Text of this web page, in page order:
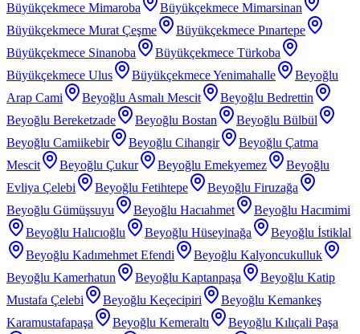
Büyükçekmece Mimaroba
Büyükçekmece Mimarsinan
Büyükçekmece Murat Çeşme
Büyükçekmece Pınartepe
Büyükçekmece Sinanoba
Büyükçekmece Türkoba
Büyükçekmece Ulus
Büyükçekmece Yenimahalle
Beyoğlu
Arap Cami
Beyoğlu Asmalı Mescit
Beyoğlu Bedrettin
Beyoğlu Bereketzade
Beyoğlu Bostan
Beyoğlu Bülbül
Beyoğlu Camiikebir
Beyoğlu Cihangir
Beyoğlu Çatma
Mescit
Beyoğlu Çukur Beyoğlu Emekyemez
Beyoğlu
Evliya Çelebi
Beyoğlu Fetihtepe
Beyoğlu Firuzağa
Beyoğlu Gümüşsuyu
Beyoğlu Hacıahmet
Beyoğlu Hacımimi
Beyoğlu Halıcıoğlu
Beyoğlu Hüseyinağa
Beyoğlu İstiklal
Beyoğlu Kadımehmet Efendi
Beyoğlu Kalyoncukulluk
Beyoğlu Kamerhatun
Beyoğlu Kaptanpaşa
Beyoğlu Katip
Mustafa Çelebi
Beyoğlu Keçecipiri
Beyoğlu Kemankeş
Karamustafapaşa
Beyoğlu Kemeraltı
Beyoğlu Kılıçali Paşa